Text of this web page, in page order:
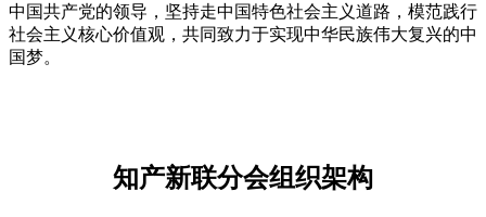
中国共产党的领导，坚持走中国特色社会主义道路，模范践行
社会主义核心价值观，共同致力于实现中华民族伟大复兴的中
国梦。
知产新联分会组织架构